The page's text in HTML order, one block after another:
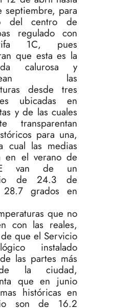
septiembre, para
del centro de
regulado con
1C, pues
que esta es la
calurosa y
las
desde tres
ubicadas en
y de las cuales
transparentan
para una,
cual las medias
en el verano de
van de un
de 24.3 de
grados en
que no
con las reales,
que el Servicio
instalado
las partes más
la ciudad,
que en junio
históricas en
son de 16.2